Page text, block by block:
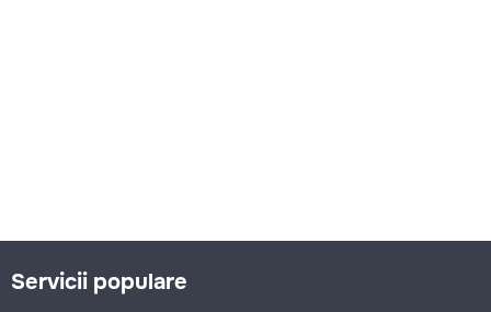
Servicii populare